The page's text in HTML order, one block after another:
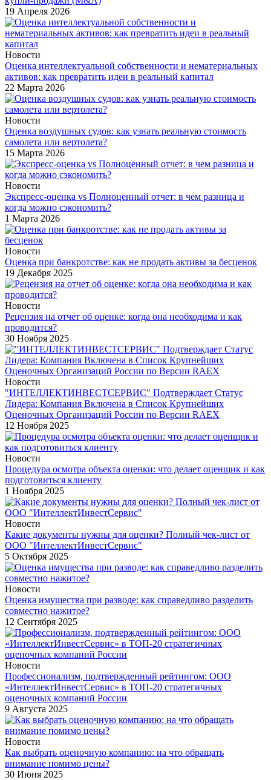
19 Апреля 2026
Новости
Оценка интеллектуальной собственности и нематериальных
активов: как превратить идеи в реальный капитал
22 Марта 2026
Новости
Оценка воздушных судов: как узнать реальную стоимость
самолета или вертолета?
15 Марта 2026
Новости
Экспресс-оценка vs Полноценный отчет: в чем разница и
когда можно сэкономить?
1 Марта 2026
Новости
Оценка при банкротстве: как не продать активы за бесценок
19 Декабря 2025
Новости
Рецензия на отчет об оценке: когда она необходима и как
проводится?
30 Ноября 2025
Новости
"ИНТЕЛЛЕКТИНВЕСТСЕРВИС" Подтверждает Статус
Лидера: Компания Включена в Список Крупнейших
Оценочных Организаций России по Версии RAEX
12 Ноября 2025
Новости
Процедура осмотра объекта оценки: что делает оценщик и как
подготовиться клиенту
1 Ноября 2025
Новости
Какие документы нужны для оценки? Полный чек-лист от
ООО "ИнтеллектИнвестСервис"
5 Октября 2025
Новости
Оценка имущества при разводе: как справедливо разделить
совместно нажитое?
12 Сентября 2025
Новости
Профессионализм, подтвержденный рейтингом: ООО
«ИнтеллектИнвестСервис» в ТОП-20 стратегичных
оценочных компаний России
9 Августа 2025
Новости
Как выбрать оценочную компанию: на что обращать
внимание помимо цены?
30 Июня 2025